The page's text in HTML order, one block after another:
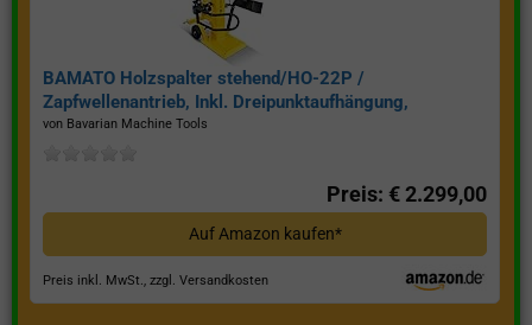
BAMATO Holzspalter stehend/HO-22P /
Zapfwellenantrieb, Inkl. Dreipunktaufhängung,
Spaltkraft 22 Tonnen*
von Bavarian Machine Tools
Preis: € 2.299,00
Auf Amazon kaufen*
Preis inkl. MwSt., zzgl. Versandkosten